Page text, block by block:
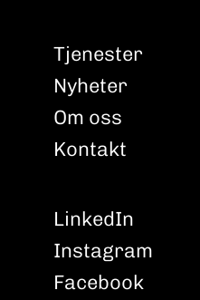
Tjenester
Nyheter
Om oss
Kontakt
LinkedIn
Instagram
Facebook